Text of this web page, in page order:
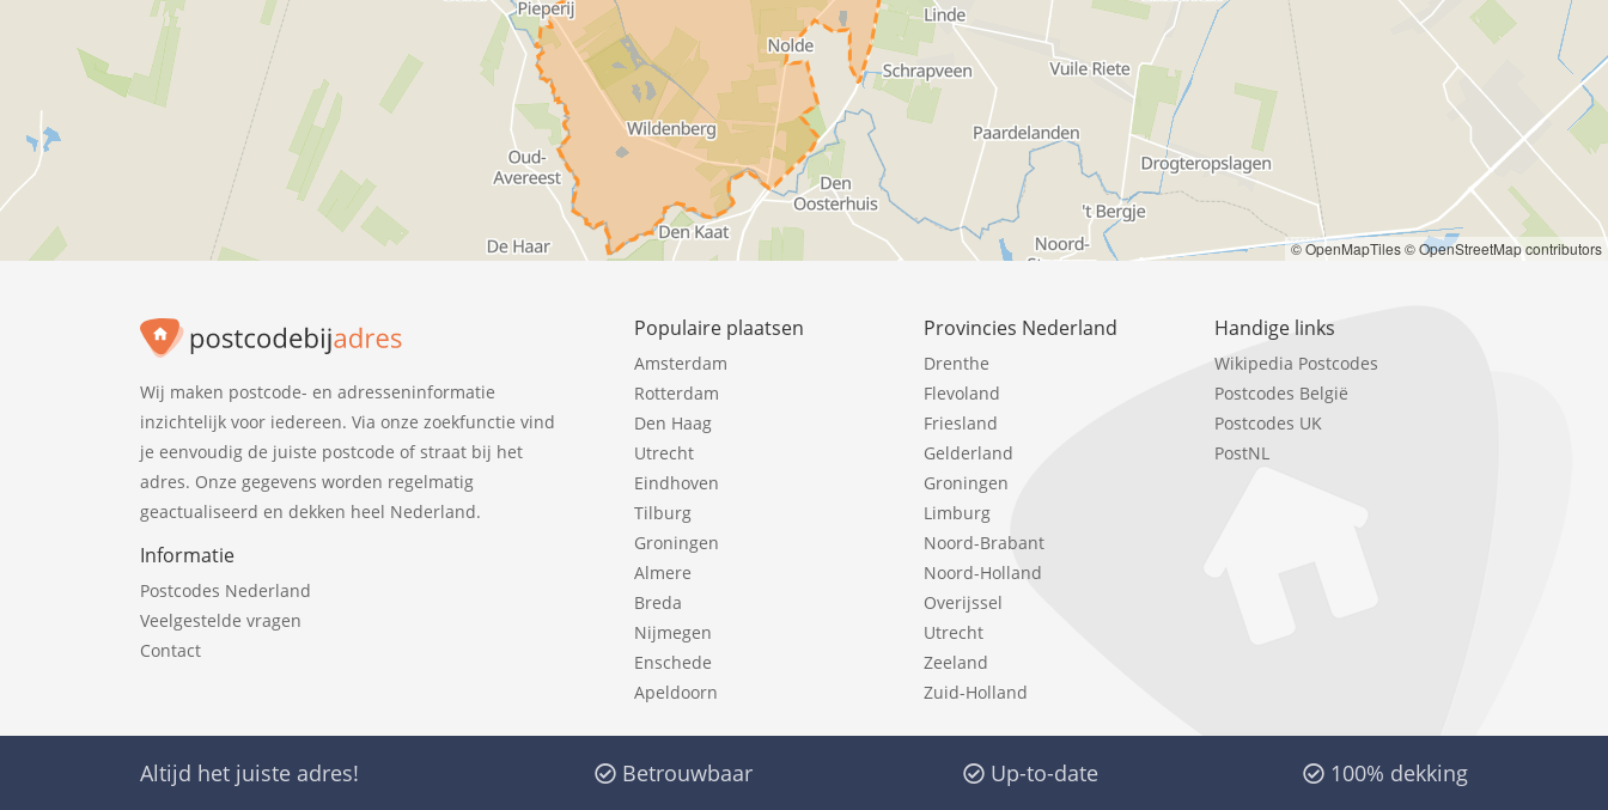
© OpenMapTiles© OpenStreetMap contributors
Wij maken postcode- en adresseninformatie
inzichtelijk voor iedereen. Via onze zoekfunctie vind
je eenvoudig de juiste postcode of straat bij het
adres. Onze gegevens worden regelmatig
geactualiseerd en dekken heel Nederland.
Informatie
Postcodes Nederland
Veelgestelde vragen
Contact
Populaire plaatsen
Amsterdam
Rotterdam
Den Haag
Utrecht
Eindhoven
Tilburg
Groningen
Almere
Breda
Nijmegen
Enschede
Apeldoorn
Provincies Nederland
Drenthe
Flevoland
Friesland
Gelderland
Groningen
Limburg
Noord-Brabant
Noord-Holland
Overijssel
Utrecht
Zeeland
Zuid-Holland
Handige links
Wikipedia Postcodes
Postcodes België
Postcodes UK
PostNL
Altijd het juiste adres! Betrouwbaar Up-to-date 100% dekking